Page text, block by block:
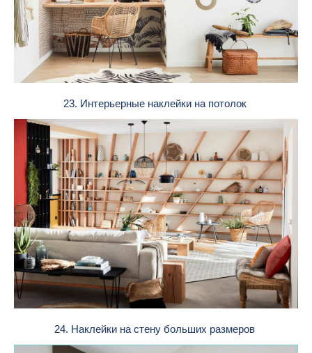
23. Интерьерные наклейки на потолок
24. Наклейки на стену больших размеров